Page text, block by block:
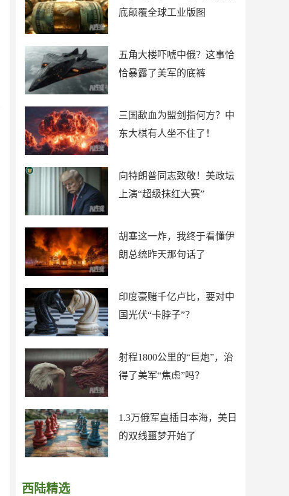
底颠覆全球工业版图
五角大楼吓唬中俄？这事恰
恰暴露了美军的底裤
三国歃血为盟剑指何方？中
东大棋有人坐不住了！
向特朗普同志致敬！美政坛
上演“超级抹红大赛”
胡塞这一炸，我终于看懂伊
朗总统昨天那句话了
印度豪赌千亿卢比，要对中
国光伏“卡脖子”？
射程1800公里的“巨炮”，治
得了美军“焦虑”吗？
1.3万俄军直插日本海，美日
的双线噩梦开始了
西陆精选